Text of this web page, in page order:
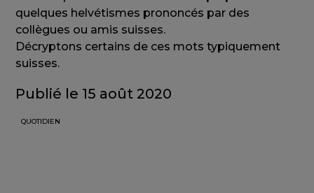
quelques helvétismes prononcés par des
collègues ou amis suisses.
Décryptons certains de ces mots typiquement
suisses.
Publié le 15 août 2020
QUOTIDIEN